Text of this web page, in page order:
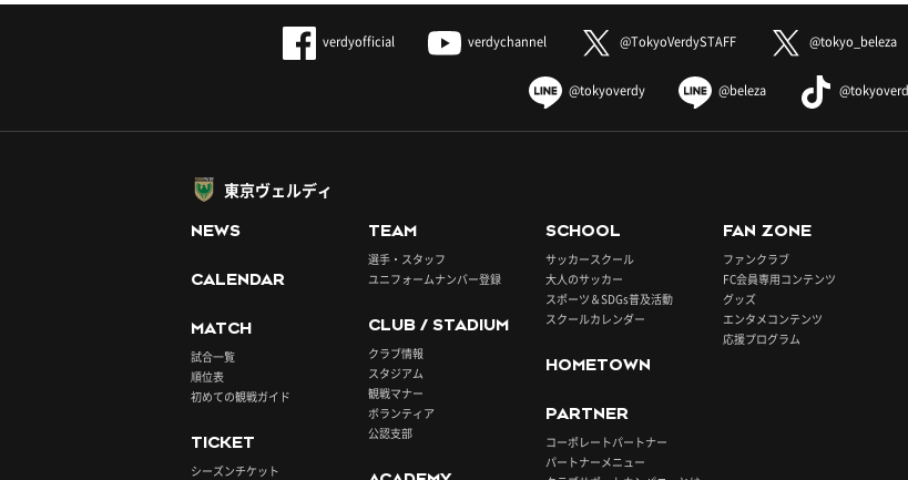
verdyofficial verdychannel @TokyoVerdySTAFF @tokyo_beleza
@tokyoverdy @beleza
東京ヴェルディ
NEWS
CALENDAR
MATCH
試合一覧
順位表
初めての観戦ガイド
TICKET
シーズンチケット
TEAM
選手・スタッフ
ユニフォームナンバー登録
CLUB / STADIUM
クラブ情報
スタジアム
観戦マナー
ボランティア
公認支部
SCHOOL
サッカースクール
大人のサッカー
スポーツ＆SDGs普及活動
スクールカレンダー
HOMETOWN
PARTNER
コーポレートパートナー
パートナーメニュー
FAN ZONE
ファンクラブ
FC会員専用コンテンツ
グッズ
エンタメコンテンツ
応援プログラム